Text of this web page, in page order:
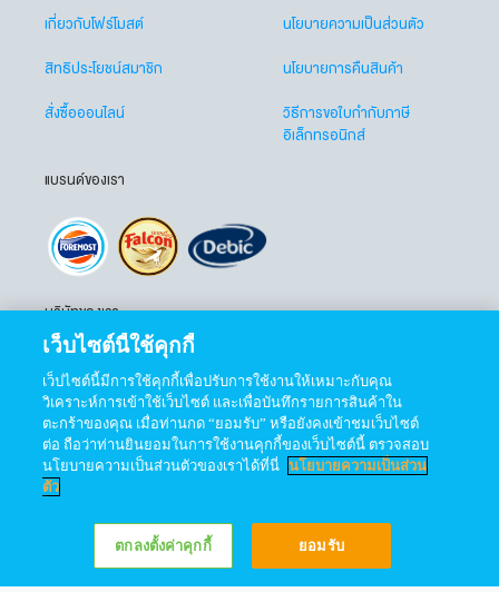
เพิ่มในรถเข็น ซื้อสินค้า
เกี่ยวกับโฟร์โมสต์
สิทธิประโยชน์สมาชิก
สั่งซื้อออนไลน์
นโยบายความเป็นส่วนตัว
นโยบายการคืนสินค้า
วิธีการขอใบกำกับภาษี
อิเล็กทรอนิกส์
แบรนด์ของเรา
บริษัทของเรา
ติดตามเราได้ที่
เว็บไซต์นี้ใช้คุกกี้
เว็ปไซต์นี้มีการใช้คุกกี้เพื่อปรับการใช้งานให้เหมาะกับคุณ
วิเคราะห์การเข้าใช้เว็บไซต์ และเพื่อบันทึกรายการสินค้าใน
ตะกร้าของคุณ เมื่อท่านกด “ยอมรับ” หรือยังคงเข้าชมเว็บไซต์
ต่อ ถือว่าท่านยินยอมในการใช้งานคุกกี้ของเว็บไซต์นี้ ตรวจสอบ
นโยบายความเป็นส่วนตัวของเราได้ที่นี่ นโยบายความเป็นส่วน
ตัว
ตกลงตั้งค่าคุกกี้ ยอมรับ